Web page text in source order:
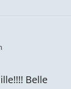
Belle